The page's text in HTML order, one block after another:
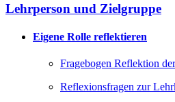
Lehrperson und Zielgruppe
Eigene Rolle reflektieren
Fragebogen Reflektion
Reflexionsfragen zur